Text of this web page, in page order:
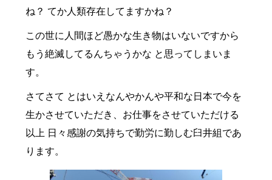
ね？ てか人類存在してますかね？
この世に人間ほど愚かな生き物はいないですから
もう絶滅してるんちゃうかな と思ってしまいま
す。
さてさて とはいえなんやかんや平和な日本で今を
生かさせていただき、お仕事をさせていただける
以上 日々感謝の気持ちで勤労に勤しむ臼井組であ
ります。